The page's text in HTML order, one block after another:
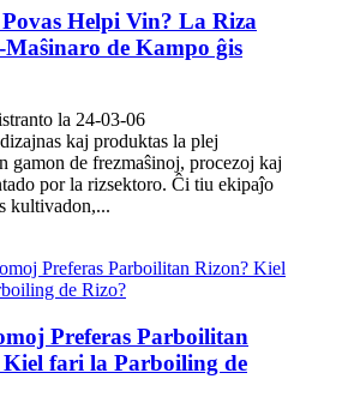
Helpi Vin? La Riza
Maŝinaro de Kampo ĝis
la 24-03-06
kaj produktas la plej
gamon de frezmaŝinoj, procezoj kaj
por la rizsektoro. Ĉi tiu ekipaĵo
kultivadon,...
Preferas Parboilitan
Kiel fari la Parboiling de